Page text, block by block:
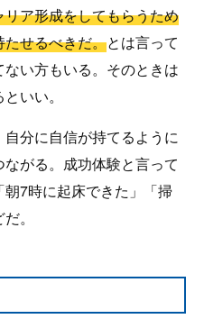
ア形成をしてもらうため
せるべきだ。とは言って
い方もいる。そのときは
いい。
分に自信が持てるように
がる。成功体験と言って
7時に起床できた」「掃
。